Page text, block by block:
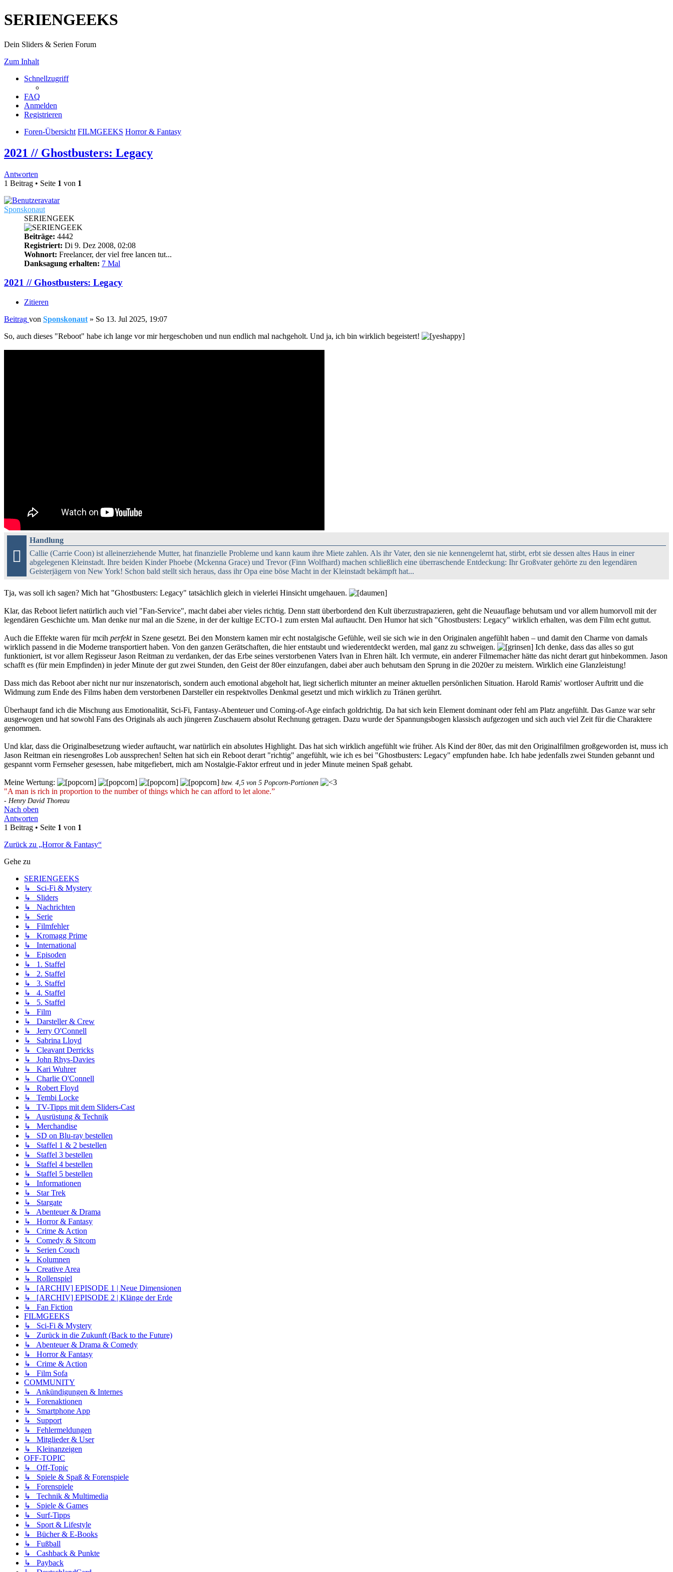
SERIENGEEKS
Dein Sliders & Serien Forum
Zum Inhalt
Schnellzugriff
FAQ
Anmelden
Registrieren
Foren-Übersicht FILMGEEKS Horror & Fantasy
2021 // Ghostbusters: Legacy
Antworten
1 Beitrag • Seite 1 von 1
Sponskonaut
SERIENGEEK
Beiträge: 4442
Registriert: Di 9. Dez 2008, 02:08
Wohnort: Freelancer, der viel free lancen tut...
Danksagung erhalten: 7 Mal
2021 // Ghostbusters: Legacy
Zitieren
Beitrag von Sponskonaut » So 13. Jul 2025, 19:07
So, auch dieses "Reboot" habe ich lange vor mir hergeschoben und nun endlich mal nachgeholt. Und ja, ich bin wirklich begeistert!

Handlung
Callie (Carrie Coon) ist alleinerziehende Mutter, hat finanzielle Probleme und kann kaum ihre Miete zahlen. Als ihr Vater, den sie nie kennengelernt hat, stirbt, erbt sie dessen altes Haus in einer
abgelegenen Kleinstadt. Ihre beiden Kinder Phoebe (Mckenna Grace) und Trevor (Finn Wolfhard) machen schließlich eine überraschende Entdeckung: Ihr Großvater gehörte zu den legendären
Geisterjägern von New York! Schon bald stellt sich heraus, dass ihr Opa eine böse Macht in der Kleinstadt bekämpft hat...
Tja, was soll ich sagen? Mich hat "Ghostbusters: Legacy" tatsächlich gleich in vielerlei Hinsicht umgehauen.
Klar, das Reboot liefert natürlich auch viel "Fan-Service", macht dabei aber vieles richtig. Denn statt überbordend den Kult überzustrapazieren, geht die Neuauflage behutsam und vor allem humorvoll mit der
legendären Geschichte um. Man denke nur mal an die Szene, in der der kultige ECTO-1 zum ersten Mal auftaucht. Den Humor hat sich "Ghostbusters: Legacy" wirklich erhalten, was dem Film echt guttut.
Auch die Effekte waren für mcih perfektin Szene gesetzt. Bei den Monstern kamen mir echt nostalgische Gefühle, weil sie sich wie in den Originalen angefühlt haben – und damit den Charme von damals
wirklich passend in die Moderne transportiert haben. Von den ganzen Gerätschaften, die hier entstaubt und wiederentdeckt werden, mal ganz zu schweigen.
Ich denke, dass das alles so gut
funktioniert, ist vor allem Regisseur Jason Reitman zu verdanken, der das Erbe seines verstorbenen Vaters Ivan in Ehren hält. Ich vermute, ein anderer Filmemacher hätte das nicht derart gut hinbekommen. Jason
schafft es (für mein Empfinden) in jeder Minute der gut zwei Stunden, den Geist der 80er einzufangen, dabei aber auch behutsam den Sprung in die 2020er zu meistern. Wirklich eine Glanzleistung!
Dass mich das Reboot aber nicht nur nur inszenatorisch, sondern auch emotional abgeholt hat, liegt sicherlich mitunter an meiner aktuellen persönlichen Situation. Harold Ramis' wortloser Auftritt und die
Widmung zum Ende des Films haben dem verstorbenen Darsteller ein respektvolles Denkmal gesetzt und mich wirklich zu Tränen gerührt.
Überhaupt fand ich die Mischung aus Emotionalität, Sci-Fi, Fantasy-Abenteuer und Coming-of-Age einfach goldrichtig. Da hat sich kein Element dominant oder fehl am Platz angefühlt. Das Ganze war sehr
ausgewogen und hat sowohl Fans des Originals als auch jüngeren Zuschauern absolut Rechnung getragen. Dazu wurde der Spannungsbogen klassisch aufgezogen und sich auch viel Zeit für die Charaktere
genommen.
Und klar, dass die Originalbesetzung wieder auftaucht, war natürlich ein absolutes Highlight. Das hat sich wirklich angefühlt wie früher. Als Kind der 80er, das mit den Originalfilmen großgeworden ist, muss ich
Jason Reitman ein riesengroßes Lob aussprechen! Selten hat sich ein Reboot derart "richtig" angefühlt, wie ich es bei "Ghostbusters: Legacy" empfunden habe. Ich habe jedenfalls zwei Stunden gebannt und
gespannt vorm Fernseher gesessen, habe mitgefiebert, mich am Nostalgie-Faktor erfreut und in jeder Minute meinen Spaß gehabt.
Meine Wertung: bzw. 4,5 von 5 Popcorn-Portionen
"A man is rich in proportion to the number of things which he can afford to let alone.”
- Henry David Thoreau
Nach oben
Antworten
1 Beitrag • Seite 1 von 1
Zurück zu „Horror & Fantasy“
Gehe zu
SERIENGEEKS
↳ Sci-Fi & Mystery
↳ Sliders
↳ Nachrichten
↳ Serie
↳ Filmfehler
↳ Kromagg Prime
↳ International
↳ Episoden
↳ 1. Staffel
↳ 2. Staffel
↳ 3. Staffel
↳ 4. Staffel
↳ 5. Staffel
↳ Film
↳ Darsteller & Crew
↳ Jerry O'Connell
↳ Sabrina Lloyd
↳ Cleavant Derricks
↳ John Rhys-Davies
↳ Kari Wuhrer
↳ Charlie O'Connell
↳ Robert Floyd
↳ Tembi Locke
↳ TV-Tipps mit dem Sliders-Cast
↳ Ausrüstung & Technik
↳ Merchandise
↳ SD on Blu-ray bestellen
↳ Staffel 1 & 2 bestellen
↳ Staffel 3 bestellen
↳ Staffel 4 bestellen
↳ Staffel 5 bestellen
↳ Informationen
↳ Star Trek
↳ Stargate
↳ Abenteuer & Drama
↳ Horror & Fantasy
↳ Crime & Action
↳ Comedy & Sitcom
↳ Serien Couch
↳ Kolumnen
↳ Creative Area
↳ Rollenspiel
↳ [ARCHIV] EPISODE 1 | Neue Dimensionen
↳ [ARCHIV] EPISODE 2 | Klänge der Erde
↳ Fan Fiction
FILMGEEKS
↳ Sci-Fi & Mystery
↳ Zurück in die Zukunft (Back to the Future)
↳ Abenteuer & Drama & Comedy
↳ Horror & Fantasy
↳ Crime & Action
↳ Film Sofa
COMMUNITY
↳ Ankündigungen & Internes
↳ Forenaktionen
↳ Smartphone App
↳ Support
↳ Fehlermeldungen
↳ Mitglieder & User
↳ Kleinanzeigen
OFF-TOPIC
↳ Off-Topic
↳ Spiele & Spaß & Forenspiele
↳ Forenspiele
↳ Technik & Multimedia
↳ Spiele & Games
↳ Surf-Tipps
↳ Sport & Lifestyle
↳ Bücher & E-Books
↳ Fußball
↳ Cashback & Punkte
↳ Payback